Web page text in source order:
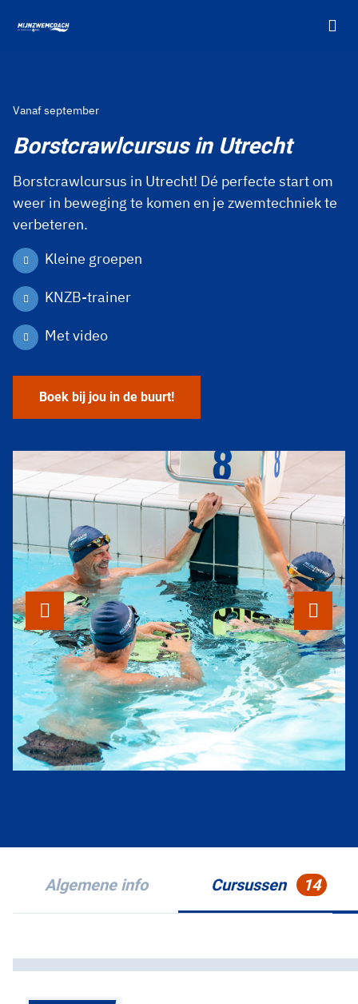
Vanaf september
Borstcrawlcursus in Utrecht
Borstcrawlcursus in Utrecht! Dé perfecte start om
weer in beweging te komen en je zwemtechniek te
verbeteren.
Kleine groepen
KNZB-trainer
Met video
Boek bij jou in de buurt!
Algemene info Cursussen 14